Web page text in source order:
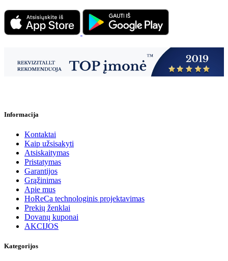
Informacija
Kontaktai
Kaip užsisakyti
Atsiskaitymas
Pristatymas
Garantijos
Grąžinimas
Apie mus
HoReCa technologinis projektavimas
Prekių ženklai
Dovanų kuponai
AKCIJOS
Kategorijos